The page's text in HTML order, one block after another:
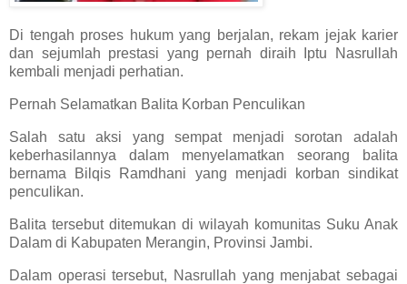
Di tengah proses hukum yang berjalan, rekam jejak karier
dan sejumlah prestasi yang pernah diraih Iptu Nasrullah
kembali menjadi perhatian.
Pernah Selamatkan Balita Korban Penculikan
Salah satu aksi yang sempat menjadi sorotan adalah
keberhasilannya dalam menyelamatkan seorang balita
bernama Bilqis Ramdhani yang menjadi korban sindikat
penculikan.
Balita tersebut ditemukan di wilayah komunitas Suku Anak
Dalam di Kabupaten Merangin, Provinsi Jambi.
Dalam operasi tersebut, Nasrullah yang menjabat sebagai